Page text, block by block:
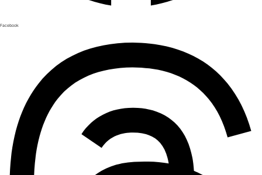
Facebook